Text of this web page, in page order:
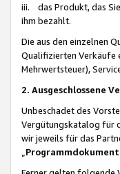
iii. das Produkt, das
ihm bezahlt.
Die aus den einzelnen
Qualifizierten Verkäufe
Mehrwertsteuer),
2. Ausgeschlossene
Unbeschadet des
Vergütungskatalog für
wir jeweils für das